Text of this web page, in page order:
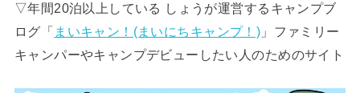
▽年間20泊以上している しょうが運営するキャンプブ
ログ「 まいキャン！(まいにちキャンプ！) 」ファミリー
キャンパーやキャンプデビューしたい人のためのサイト